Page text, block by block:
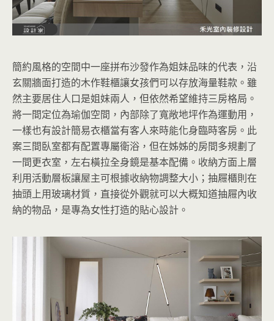
簡約風格的空間中一座拼布沙發作為姐妹品味的代表，沿
玄關牆面打造的木作鞋櫃讓女孩們可以存放海量鞋款。雖
然主要居住人口是姐妹兩人，但依然希望維持三房格局。
將一間定位為瑜伽空間，內部除了寬敞地坪作為運動用，
一樣也有設計簡易衣櫃當有客人來時能化身臨時客房。此
案三間臥室都有配置專屬衛浴，但在姊姊的房間多規劃了
一間更衣室，左右橫拉全身鏡是基本配備。收納方面上層
利用活動層板讓屋主可根據收納物調整大小；抽屜櫃則在
抽頭上用玻璃材質，直接從外觀就可以大概知道抽屜內收
納的物品，是專為女性打造的貼心設計。